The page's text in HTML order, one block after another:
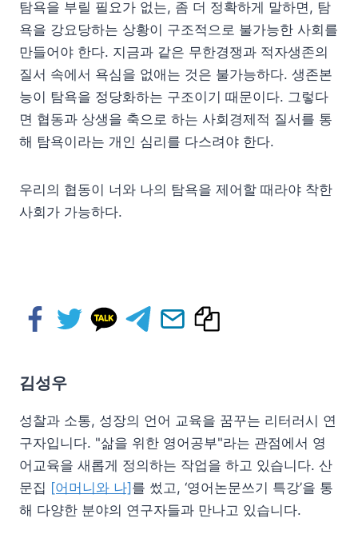
탐욕을 부릴 필요가 없는, 좀 더 정확하게 말하면, 탐
욕을 강요당하는 상황이 구조적으로 불가능한 사회를
만들어야 한다. 지금과 같은 무한경쟁과 적자생존의
질서 속에서 욕심을 없애는 것은 불가능하다. 생존본
능이 탐욕을 정당화하는 구조이기 때문이다. 그렇다
면 협동과 상생을 축으로 하는 사회경제적 질서를 통
해 탐욕이라는 개인 심리를 다스려야 한다.
우리의 협동이 너와 나의 탐욕을 제어할 때라야 착한
사회가 가능하다.
김성우
성찰과 소통, 성장의 언어 교육을 꿈꾸는 리터러시 연
구자입니다. "삶을 위한 영어공부"라는 관점에서 영
어교육을 새롭게 정의하는 작업을 하고 있습니다. 산
문집 [어머니와 나]를 썼고, ‘영어논문쓰기 특강’을 통
해 다양한 분야의 연구자들과 만나고 있습니다.